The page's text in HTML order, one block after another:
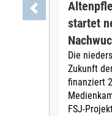
startet
Die
Zukunft
finanziert
FSJ-